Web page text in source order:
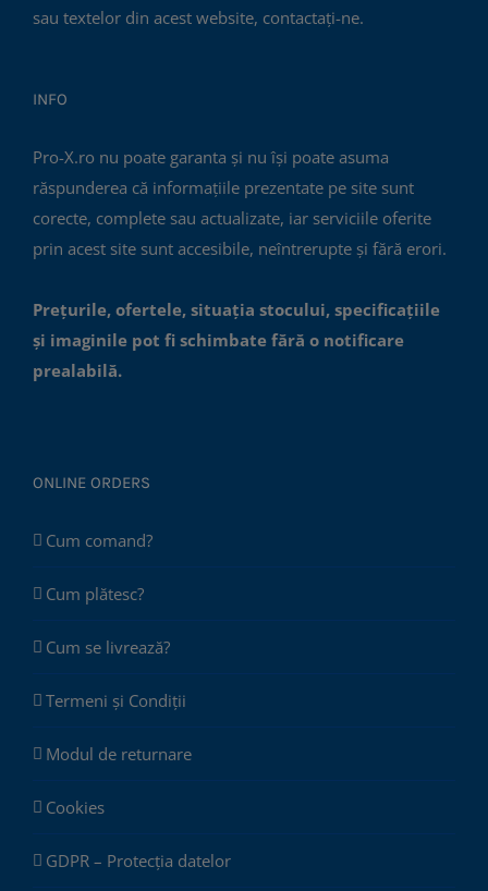
sau textelor din acest website, contactați-ne.
INFO
Pro-X.ro nu poate garanta și nu își poate asuma
răspunderea că informațiile prezentate pe site sunt
corecte, complete sau actualizate, iar serviciile oferite
prin acest site sunt accesibile, neîntrerupte și fără erori.
Prețurile, ofertele, situația stocului, specificațiile
și imaginile pot fi schimbate fără o notificare
prealabilă.
ONLINE ORDERS
Cum comand?
Cum plătesc?
Cum se livrează?
Termeni și Condiții
Modul de returnare
Cookies
GDPR – Protecția datelor